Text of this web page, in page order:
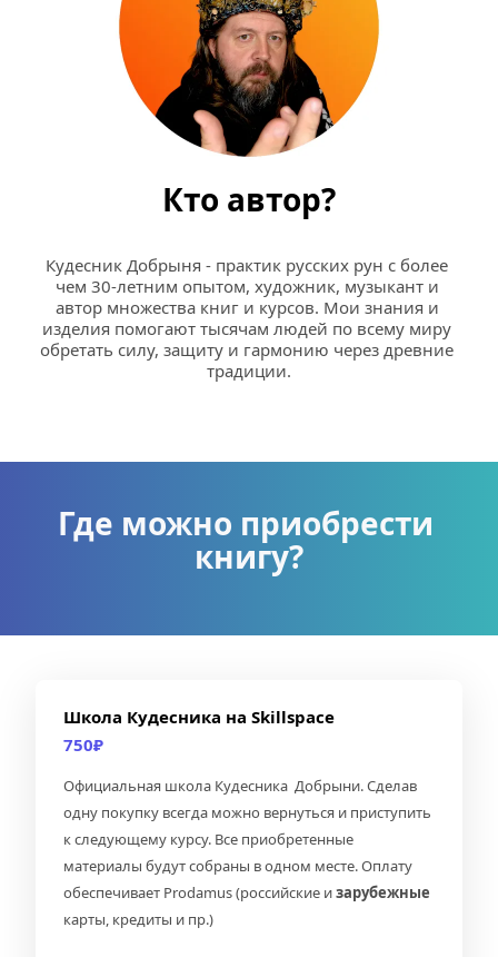
Кто автор?
Кудесник Добрыня - практик русских рун с более
чем 30-летним опытом, художник, музыкант и
автор множества книг и курсов. Мои знания и
изделия помогают тысячам людей по всему миру
обретать силу, защиту и гармонию через древние
традиции.
Где можно приобрести
книгу?
Школа Кудесника на Skillspace
750₽
Официальная школа Кудесника  Добрыни. Сделав
одну покупку всегда можно вернуться и приступить
к следующему курсу. Все приобретенные
материалы будут собраны в одном месте. Оплату
обеспечивает Prodamus (российские и
карты, кредиты и пр.)